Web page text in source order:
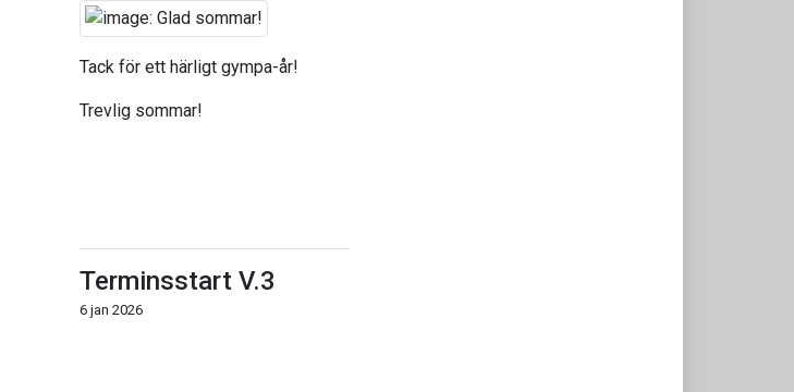
Tack för ett härligt gympa-år!
Trevlig sommar!
Terminsstart V.3
6 jan 2026